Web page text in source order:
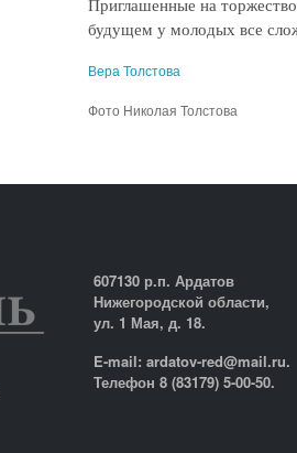
Приглашенные на
будущем у молодых все
Вера Толстова
Фото Николая Толстова
607130 р.п. Ардатов
Нижегородской области,
ул. 1 Мая, д. 18.
E-mail: ardatov-red@mail.ru.
Телефон 8 (83179) 5-00-50.